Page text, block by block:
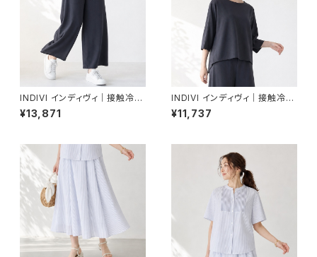
INDIVI インディヴィ｜接触冷感
イージーワイドパンツ｜着る日
傘 透湿 レディース 177-85301
¥13,871
INDIVI インディヴィ｜接触冷感
ドルマントップス｜着る日傘 透
湿 レディース 177-85301 C.グ
¥11,737